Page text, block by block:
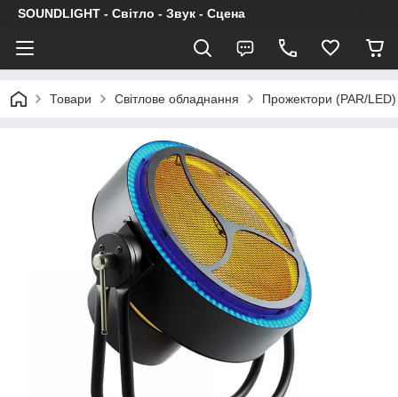
SOUNDLIGHT - Світло - Звук - Сцена
Товари Світлове обладнання Прожектори (PAR/LED)